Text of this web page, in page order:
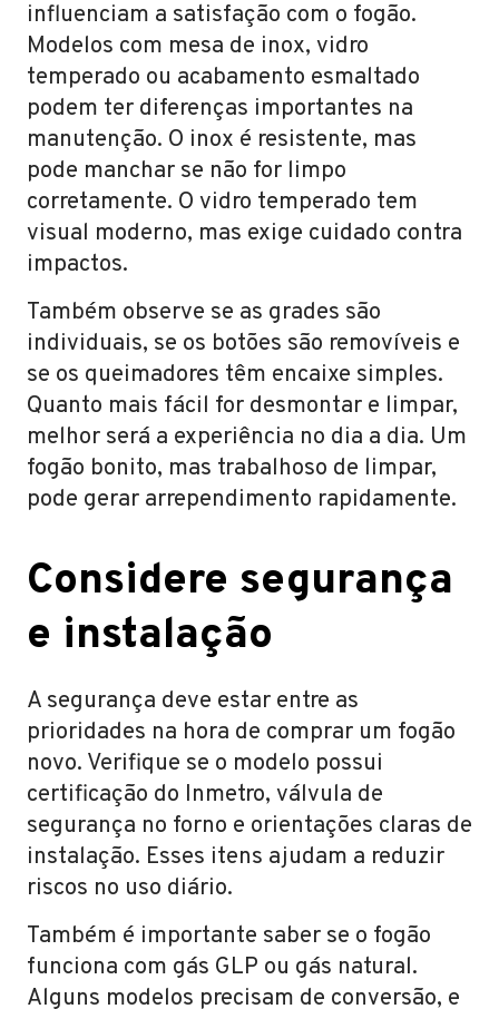
influenciam a satisfação com o fogão.
Modelos com mesa de inox, vidro
temperado ou acabamento esmaltado
podem ter diferenças importantes na
manutenção. O inox é resistente, mas
pode manchar se não for limpo
corretamente. O vidro temperado tem
visual moderno, mas exige cuidado contra
impactos.
Também observe se as grades são
individuais, se os botões são removíveis e
se os queimadores têm encaixe simples.
Quanto mais fácil for desmontar e limpar,
melhor será a experiência no dia a dia. Um
fogão bonito, mas trabalhoso de limpar,
pode gerar arrependimento rapidamente.
Considere segurança
e instalação
A segurança deve estar entre as
prioridades na hora de comprar um fogão
novo. Verifique se o modelo possui
certificação do Inmetro, válvula de
segurança no forno e orientações claras de
instalação. Esses itens ajudam a reduzir
riscos no uso diário.
Também é importante saber se o fogão
funciona com gás GLP ou gás natural.
Alguns modelos precisam de conversão, e